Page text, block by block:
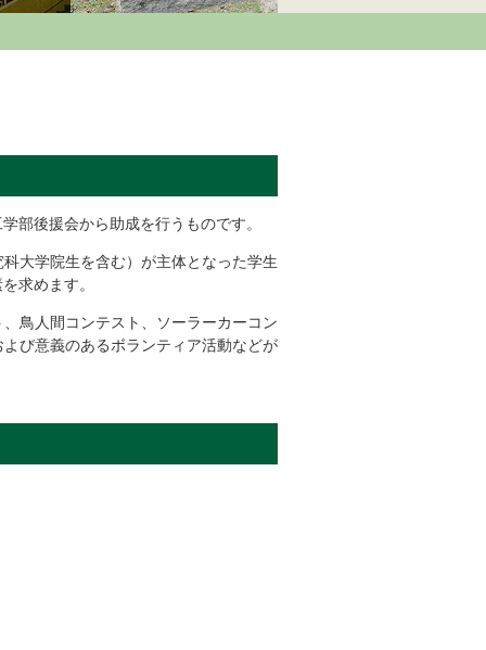
部後援会から助成を行うものです。
大学院生を含む）が主体となった学生
求めます。
鳥人間コンテスト、ソーラーカーコン
び意義のあるボランティア活動などが